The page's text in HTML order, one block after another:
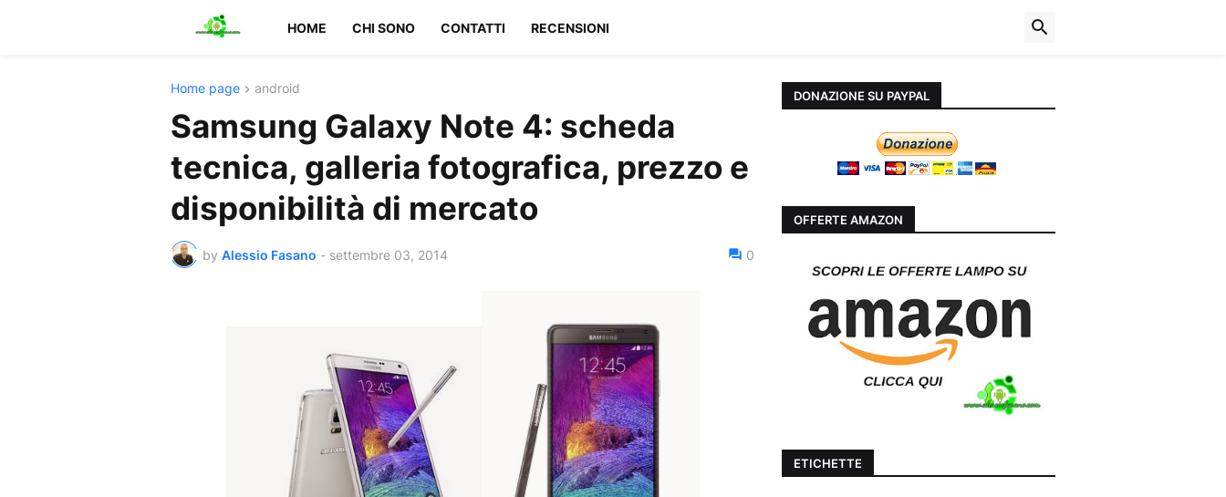
HOME CHI SONO CONTATTI RECENSIONI
Home page android
Samsung Galaxy Note 4: scheda
tecnica, galleria fotografica, prezzo e
disponibilità di mercato
by Alessio Fasano - settembre 03, 2014 0
DONAZIONE SU PAYPAL
OFFERTE AMAZON
ETICHETTE